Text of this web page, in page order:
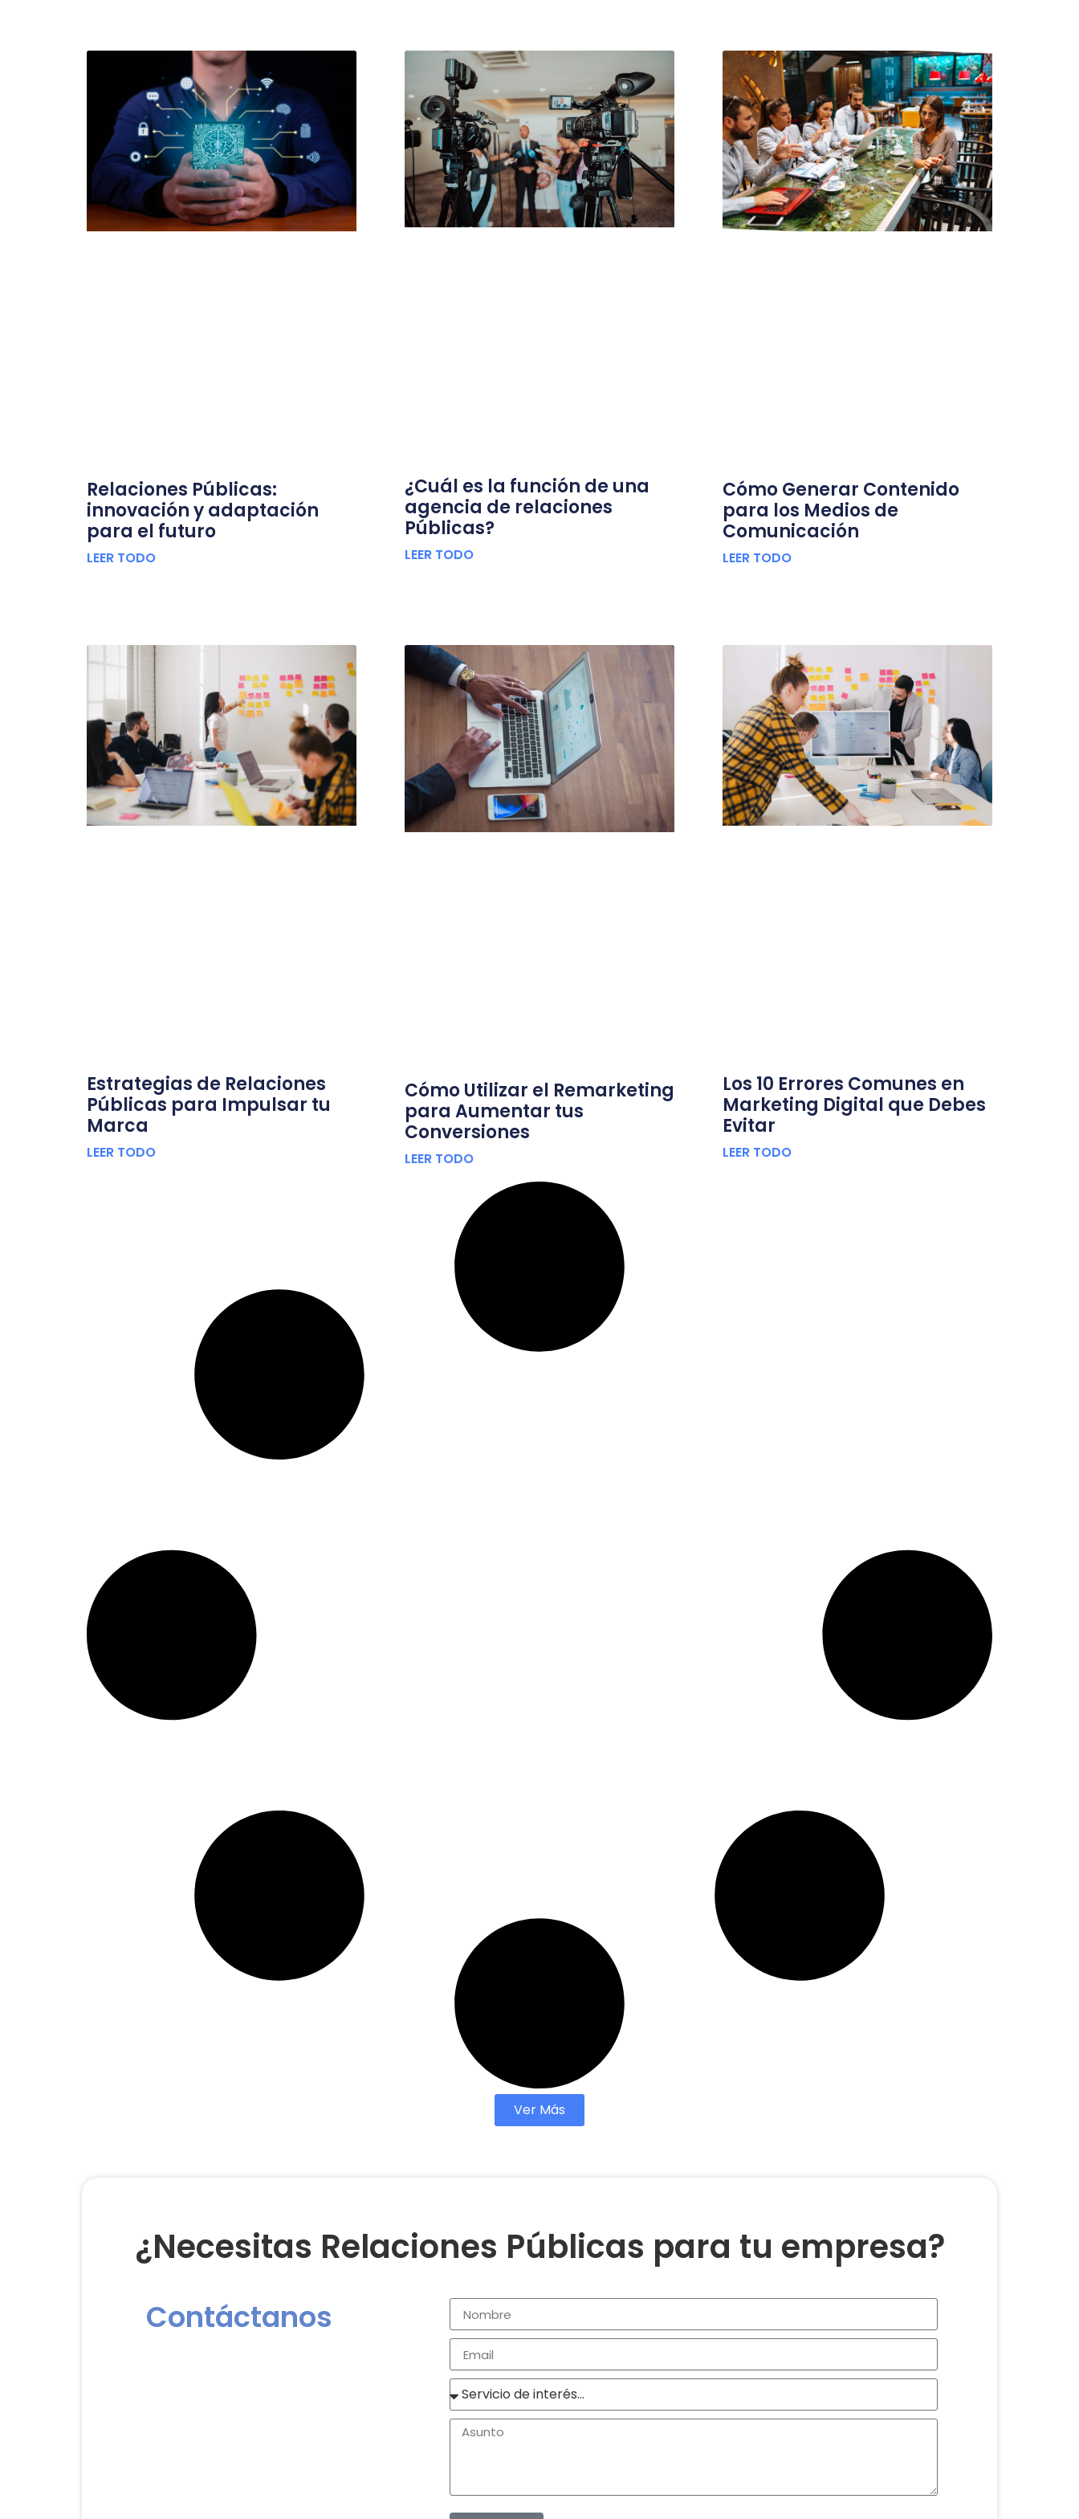
Relaciones Públicas:
innovación y adaptación
para el futuro
LEER TODO
¿Cuál es la función de una
agencia de relaciones
Públicas?
LEER TODO
Cómo Generar Contenido
para los Medios de
Comunicación
LEER TODO
Estrategias de Relaciones
Públicas para Impulsar tu
Marca
LEER TODO
Cómo Utilizar el Remarketing
para Aumentar tus
Conversiones
LEER TODO
Los 10 Errores Comunes en
Marketing Digital que Debes
Evitar
LEER TODO
Ver Más
¿Necesitas Relaciones Públicas para tu empresa?
Contáctanos